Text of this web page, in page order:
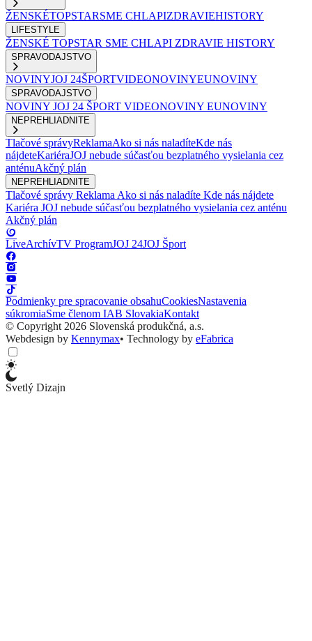
ŽENSKÉTOPSTARSME CHLAPIZDRAVIEHISTORY
LIFESTYLE
ŽENSKÉ TOPSTAR SME CHLAPI ZDRAVIE HISTORY
SPRAVODAJSTVO
NOVINYJOJ 24ŠPORTVIDEONOVINYEUNOVINY
SPRAVODAJSTVO
NOVINY JOJ 24 ŠPORT VIDEONOVINY EUNOVINY
NEPREHLIADNITE
Tlačové správyReklamaAko si nás naladíteKde nás
nájdeteKariéraJOJ nebude súčasťou bezplatného vysielania cez
anténuAkčný plán
NEPREHLIADNITE
Tlačové správy Reklama Ako si nás naladíte Kde nás nájdete
Kariéra JOJ nebude súčasťou bezplatného vysielania cez anténu
Akčný plán
LiveArchívTV ProgramJOJ 24JOJ Šport
Podmienky pre spracovanie obsahuCookiesNastavenia
súkromiaSme členom IAB SlovakiaKontakt
© Copyright 2026 Slovenská produkčná, a.s.
Webdesign by Kennymax• Technology by eFabrica
Svetlý Dizajn